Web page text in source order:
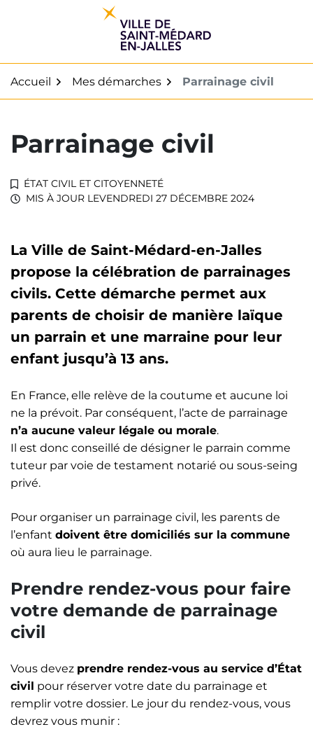
Accueil Mes démarches Parrainage civil
Parrainage civil
ÉTAT CIVIL ET CITOYENNETÉ
MIS À JOUR LEVENDREDI 27 DÉCEMBRE 2024
La Ville de Saint-Médard-en-Jalles
propose la célébration de parrainages
civils. Cette démarche permet aux
parents de choisir de manière laïque
un parrain et une marraine pour leur
enfant jusqu’à 13 ans.
En France, elle relève de la coutume et aucune loi
ne la prévoit. Par conséquent, l’acte de parrainage
n’a aucune valeur légale ou morale.
Il est donc conseillé de désigner le parrain comme
tuteur par voie de testament notarié ou sous-seing
privé.
Pour organiser un parrainage civil, les parents de
l’enfant doivent être domiciliés sur la commune
où aura lieu le parrainage.
Prendre rendez-vous pour faire
votre demande de parrainage
civil
Vous devez prendre rendez-vous au service d’État
civil pour réserver votre date du parrainage et
remplir votre dossier. Le jour du rendez-vous, vous
devrez vous munir :